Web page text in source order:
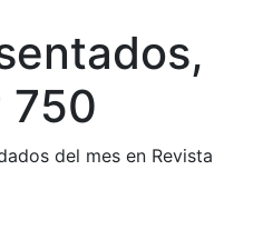
750
del mes en Revista